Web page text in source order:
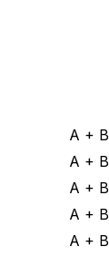
A + B
A + B
A + B
A + B
A + B